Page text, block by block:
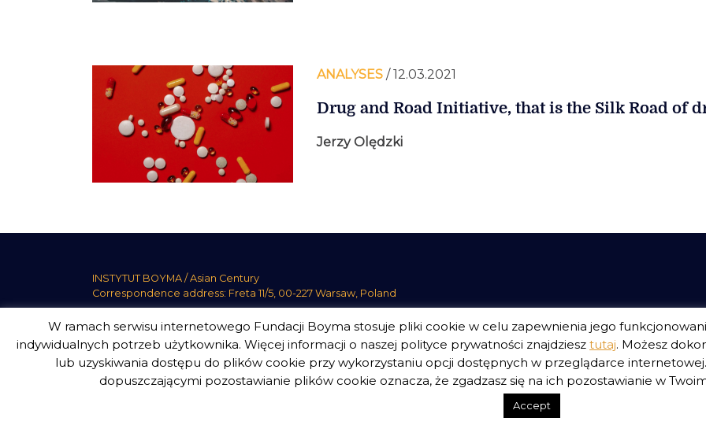
ANALYSES / 12.03.2021
Drug and Road Initiative, that is the Silk Road of
Jerzy Olędzki
INSTYTUT BOYMA / Asian Century
Correspondence address: Freta 11/5, 00-227 Warsaw, Poland
Boym Institute. All right reserved. Polityka Prywatności Serwisu Polityka Prywatności Fundacji
design Beata Świerczyńska , development Alan Głodek
W ramach serwisu internetowego Fundacji Boyma stosuje pliki cookie w celu zapewnienia jego
indywidualnych potrzeb użytkownika. Więcej informacji o naszej polityce prywatności znajdziesz tutaj. Możesz
lub uzyskiwania dostępu do plików cookie przy wykorzystaniu opcji dostępnych w przeglądarce
dopuszczającymi pozostawianie plików cookie oznacza, że zgadzasz się na ich pozostawianie w
Accept